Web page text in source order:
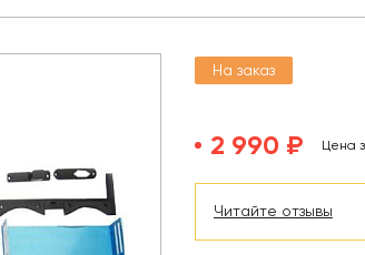
На заказ
2 990 ₽ Цена
Читайте отзывы